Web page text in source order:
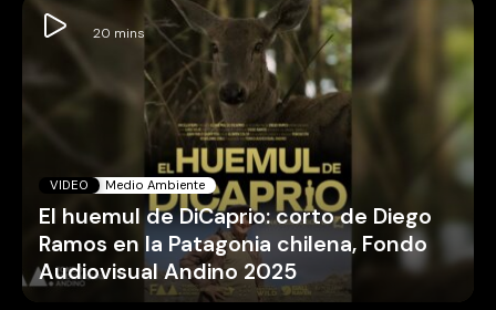
VIDEO Medio Ambiente
El huemul de DiCaprio: corto de Diego
Ramos en la Patagonia chilena, Fondo
Audiovisual Andino 2025